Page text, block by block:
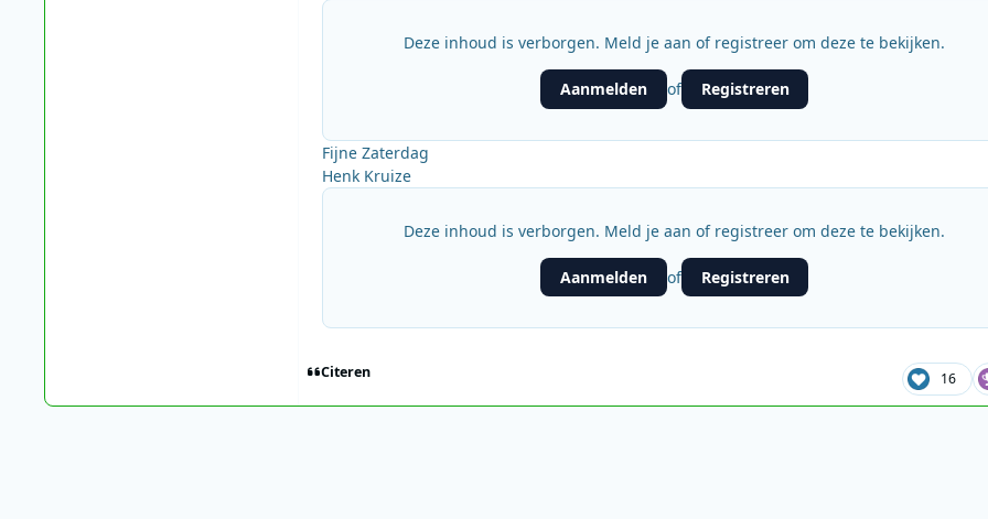
Deze inhoud is verborgen. Meld je aan of registreer om deze te bekijken.
Aanmelden of Registreren
Fijne Zaterdag
Henk Kruize
Deze inhoud is verborgen. Meld je aan of registreer om deze te bekijken.
Aanmelden of Registreren
Citeren 16